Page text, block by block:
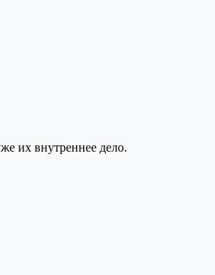
их внутреннее дело.